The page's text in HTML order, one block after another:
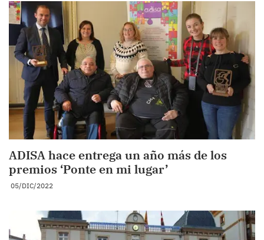
ADISA hace entrega un año más de los
premios ‘Ponte en mi lugar’
05/DIC/2022